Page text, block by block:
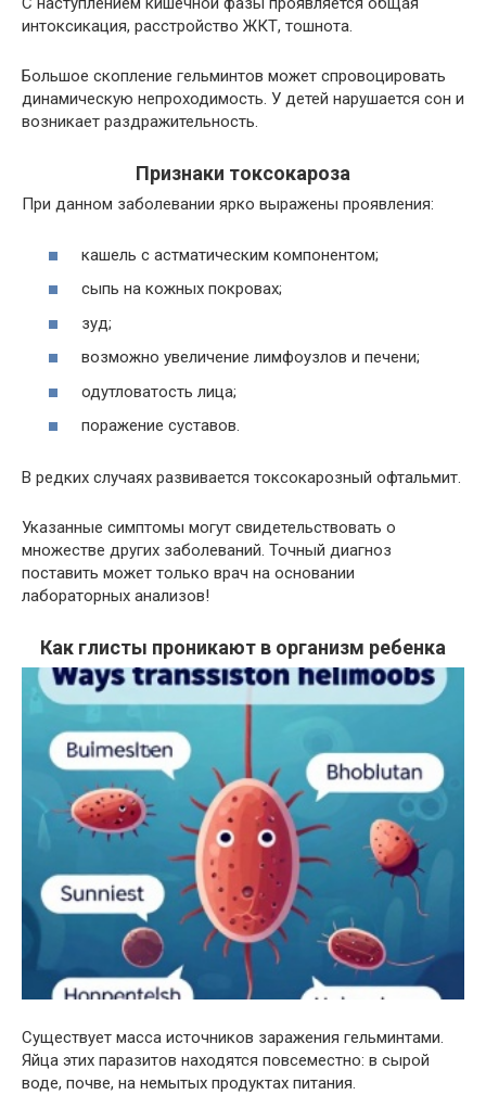
интоксикация, расстройство ЖКТ, тошнота.
Большое скопление гельминтов может спровоцировать
динамическую непроходимость. У детей нарушается сон и
возникает раздражительность.
Признаки токсокароза
При данном заболевании ярко выражены проявления:
кашель с астматическим компонентом;
сыпь на кожных покровах;
зуд;
возможно увеличение лимфоузлов и печени;
одутловатость лица;
поражение суставов.
В редких случаях развивается токсокарозный офтальмит.
Указанные симптомы могут свидетельствовать о
множестве других заболеваний. Точный диагноз
поставить может только врач на основании
лабораторных анализов!
Как глисты проникают в организм ребенка
Существует масса источников заражения гельминтами.
Яйца этих паразитов находятся повсеместно: в сырой
воде, почве, на немытых продуктах питания.